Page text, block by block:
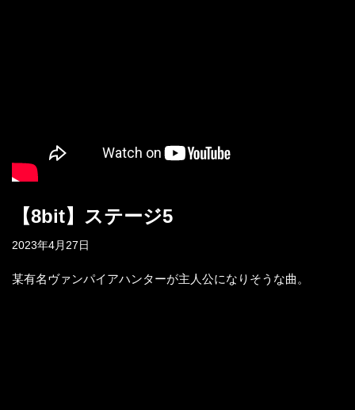
【8bit】ステージ5
2023年4月27日
某有名ヴァンパイアハンターが主人公になりそうな曲。